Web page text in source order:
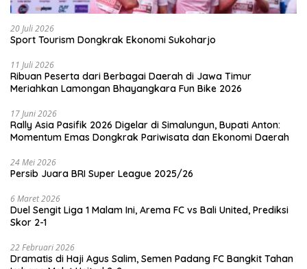
20 Juli 2026
Sport Tourism Dongkrak Ekonomi Sukoharjo
11 Juli 2026
Ribuan Peserta dari Berbagai Daerah di Jawa Timur
Meriahkan Lamongan Bhayangkara Fun Bike 2026
17 Juni 2026
Rally Asia Pasifik 2026 Digelar di Simalungun, Bupati Anton:
Momentum Emas Dongkrak Pariwisata dan Ekonomi Daerah
24 Mei 2026
Persib Juara BRI Super League 2025/26
6 Maret 2026
Duel Sengit Liga 1 Malam Ini, Arema FC vs Bali United, Prediksi
Skor 2-1
22 Februari 2026
Dramatis di Haji Agus Salim, Semen Padang FC Bangkit Tahan